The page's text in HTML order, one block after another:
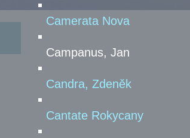
Camerata Nova
Campanus, Jan
Candra, Zdeněk
Cantate Rokycany